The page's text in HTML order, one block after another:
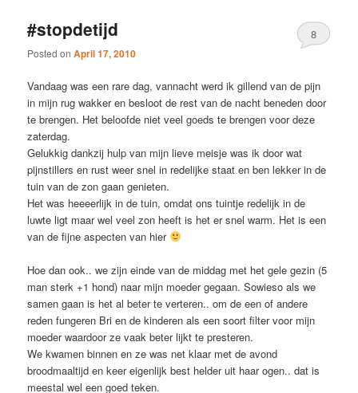
#stopdetijd
Posted onApril 17, 2010
8
Vandaag was een rare dag, vannacht werd ik gillend van de pijn
in mijn rug wakker en besloot de rest van de nacht beneden door
te brengen. Het beloofde niet veel goeds te brengen voor deze
zaterdag.
Gelukkig dankzij hulp van mijn lieve meisje was ik door wat
pijnstillers en rust weer snel in redelijke staat en ben lekker in de
tuin van de zon gaan genieten.
Het was heeeerlijk in de tuin, omdat ons tuintje redelijk in de
luwte ligt maar wel veel zon heeft is het er snel warm. Het is een
van de fijne aspecten van hier
Hoe dan ook.. we zijn einde van de middag met het gele gezin (5
man sterk +1 hond) naar mijn moeder gegaan. Sowieso als we
samen gaan is het al beter te verteren.. om de een of andere
reden fungeren Bri en de kinderen als een soort filter voor mijn
moeder waardoor ze vaak beter lijkt te presteren.
We kwamen binnen en ze was net klaar met de avond
broodmaaltijd en keer eigenlijk best helder uit haar ogen.. dat is
meestal wel een goed teken.